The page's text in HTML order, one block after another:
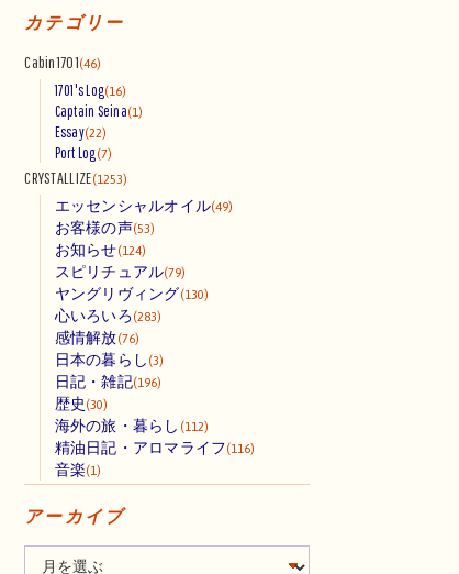
カテゴリー
Cabin1701(46)
1701's Log(16)
Captain Seina(1)
Essay(22)
Port Log(7)
CRYSTALLIZE(1253)
エッセンシャルオイル(49)
お客様の声(53)
お知らせ(124)
スピリチュアル(79)
ヤングリヴィング(130)
心いろいろ (283)
感情解放(76)
日本の暮らし (3)
日記・雑記(196)
歴史 (30)
海外の旅・暮らし (112)
精油日記・アロマライフ(116)
音楽(1)
アーカイブ